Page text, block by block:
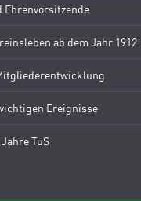
ab dem Jahr 1912
Ereignisse
TuS